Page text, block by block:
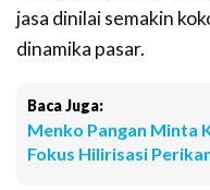
jasa dinilai semakin
dinamika pasar.
Baca Juga:
Menko Pangan Minta
Fokus Hilirisasi